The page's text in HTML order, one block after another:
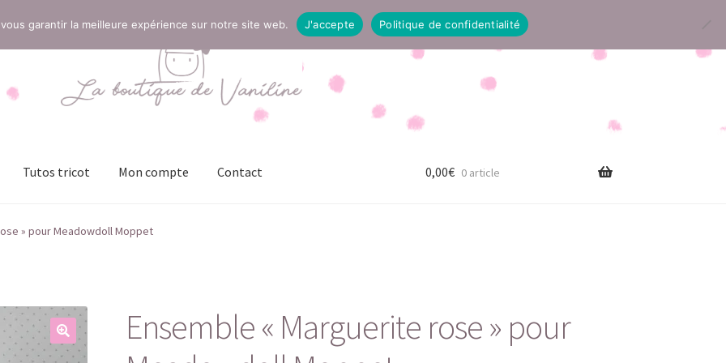
Tutos tricot Mon compte Contact
Mentions légales Mon compte
0,00€ 0 article
» pour Meadowdoll Moppet
Ensemble « Marguerite rose » pour
garantir la meilleure expérience sur notre site web. J'accepte Politique de confidentialité